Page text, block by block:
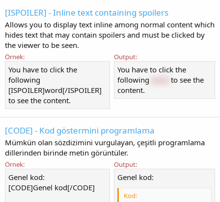
[ISPOILER] - Inline text containing spoilers
Allows you to display text inline among normal content which
hides text that may contain spoilers and must be clicked by
the viewer to be seen.
Örnek:
You have to click the
following
[ISPOILER]word[/ISPOILER]
to see the content.
Output:
You have to click the
following
to see the
content.
[CODE] - Kod göstermini programlama
Mümkün olan sözdizimini vurgulayan, çeşitli programlama
dillerinden birinde metin görüntüler.
Örnek:
Genel kod:
[CODE]Genel kod[/CODE]
Output:
Genel kod:
Kod: